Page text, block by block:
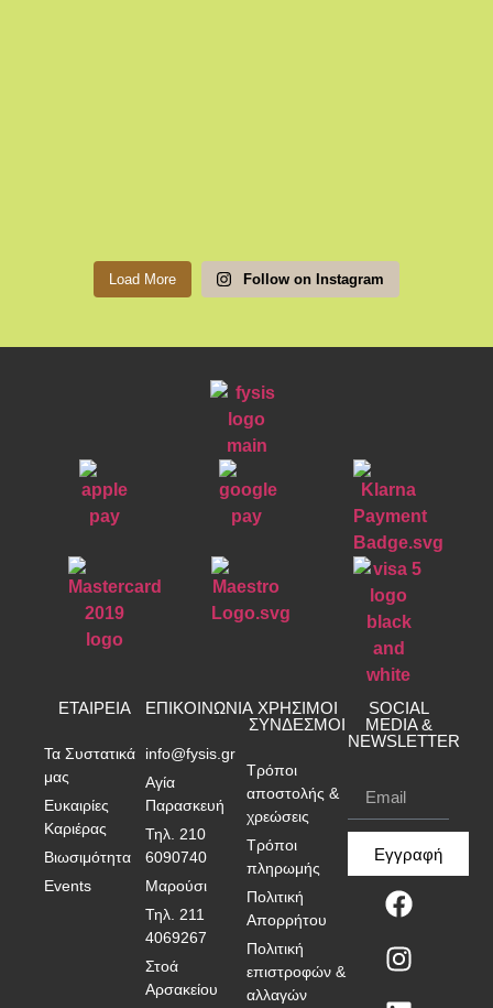
Load More Follow on Instagram
ΕΤΑΙΡΕΙΑ
Τα Συστατικά
μας
Ευκαιρίες
Καριέρας
Βιωσιμότητα
Events
ΕΠΙΚΟΙΝΩΝΙΑ
info@fysis.gr
Αγία
Παρασκευή
Τηλ. 210
6090740
Μαρούσι
Τηλ. 211
4069267
Στοά
Αρσακείου
ΧΡΗΣΙΜΟΙ
ΣΥΝΔΕΣΜΟΙ
Τρόποι
αποστολής &
χρεώσεις
Τρόποι
πληρωμής
Πολιτική
Απορρήτου
Πολιτική
επιστροφών &
αλλαγών
SOCIAL
MEDIA &
NEWSLETTER
Εγγραφή